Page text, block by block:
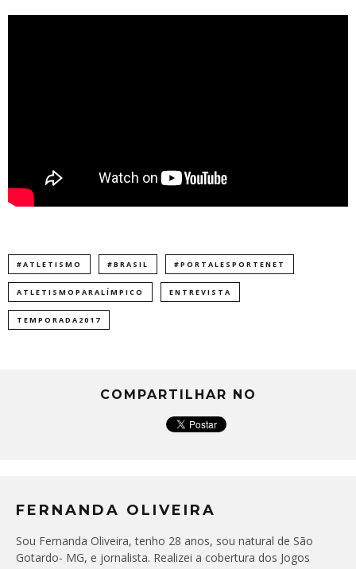
#ATLETISMO #BRASIL #PORTALESPORTENET
ATLETISMOPARALÍMPICO ENTREVISTA
TEMPORADA2017
COMPARTILHAR NO
FERNANDA OLIVEIRA
Sou Fernanda Oliveira, tenho 28 anos, sou natural de São
Gotardo- MG, e jornalista. Realizei a cobertura dos Jogos